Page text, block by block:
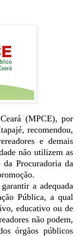
(MPCE), por
recomendou,
e demais
não utilizem as
Procuradoria da
a adequada
Pública, a qual
educativo ou de
não podem,
órgãos públicos